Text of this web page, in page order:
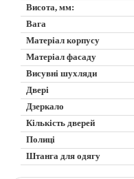
Висота, мм:
Вага
Матеріал корпусу
Матеріал фасаду
Висувні шухляди
Двері
Дзеркало
Кількість дверей
Полиці
Штанга для одягу